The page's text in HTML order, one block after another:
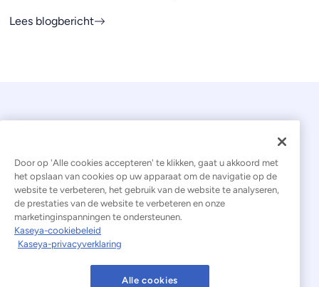
Lees blogbericht
© 2026 Kaseya. Alle rechten voorbehouden.
Nederlands
Verklaring inzake moderne slavernij
Gebruiksvoorwaarden van de website
Door op 'Alle cookies accepteren' te klikken, gaat u akkoord met
het opslaan van cookies op uw apparaat om de navigatie op de
website te verbeteren, het gebruik van de website te analyseren,
de prestaties van de website te verbeteren en onze
marketinginspanningen te ondersteunen.
Kaseya-cookiebeleid
Kaseya-privacyverklaring
Alle cookies